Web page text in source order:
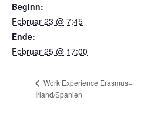
Beginn:
Februar 23 @ 7:45
Ende:
Februar 25 @ 17:00
Work Experience Erasmus+
Irland/Spanien